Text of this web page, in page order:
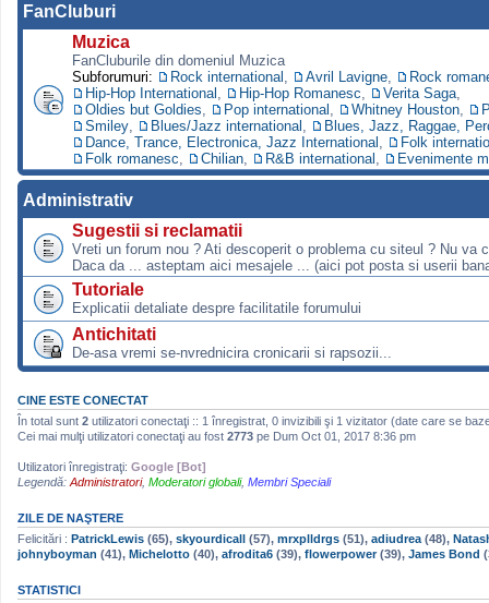
FanCluburi
Muzica
FanCluburile din domeniul Muzica
Subforumuri:
Rock international Avril Lavigne
Rock
Hip-Hop International
Hip-Hop Romanesc Verita Saga
Oldies but Goldies
Pop international Whitney Houston
Smiley
Blues/Jazz international
Blues, Jazz, Raggae,
Dance, Trance, Electronica, Jazz International
Folk
Folk romanesc
Chilian R&B international Evenimente
Administrativ
Sugestii si reclamatii
Vreti un forum nou ? Ati descoperit o problema cu siteul ? Nu va
Daca da ... asteptam aici mesajele ... (aici pot posta si userii
Tutoriale
Explicatii detaliate despre facilitatile forumului
Antichitati
De-asa vremi se-nvrednicira cronicarii si rapsozii...
CINE ESTE CONECTAT
În total sunt 2 utilizatori conectaţi :: 1 înregistrat, 0 invizibili şi 1 vizitator (date care se
Cei mai mulţi utilizatori conectaţi au fost 2773 pe Dum Oct 01, 2017 8:36 pm
Utilizatori înregistraţi: Google [Bot]
Legendă: Administratori, Moderatori globali, Membri Speciali
ZILE DE NAŞTERE
Felicitări : PatrickLewis (65), skyourdicall (57), mrxplldrgs (51), adiudrea (48),
johnyboyman (41), Michelotto (40), afrodita6 (39), flowerpower(39), James Bond
STATISTICI